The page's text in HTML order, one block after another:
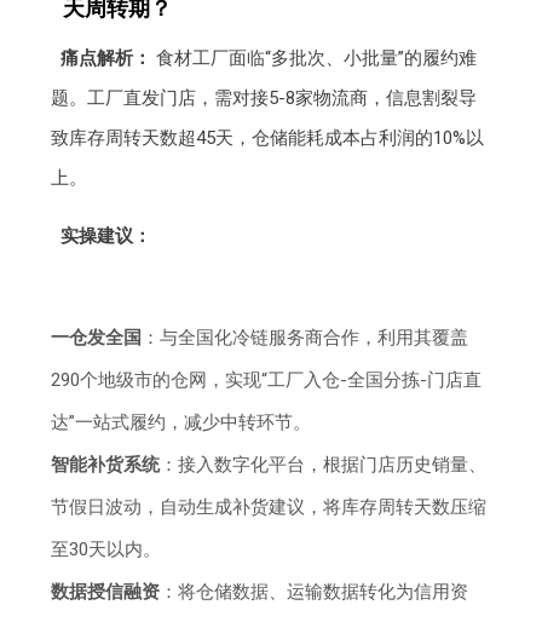
天周转期？
痛点解析： 食材工厂面临“多批次、小批量”的履约难
题。工厂直发门店，需对接5-8家物流商，信息割裂导
致库存周转天数超45天，仓储能耗成本占利润的10%以
上。
实操建议：
一仓发全国 ：与全国化冷链服务商合作，利用其覆盖
290个地级市的仓网，实现“工厂入仓-全国分拣-门店直
达”一站式履约，减少中转环节。
智能补货系统：接入数字化平台，根据门店历史销量、
节假日波动，自动生成补货建议，将库存周转天数压缩
至30天以内。
数据授信融资 ：将仓储数据、运输数据转化为信用资